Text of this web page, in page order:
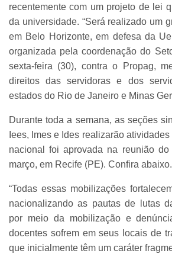
recentemente com um projeto de lei
da universidade. “Será realizado um
em Belo Horizonte, em defesa da
organizada pela coordenação do
sexta-feira (30), contra o Propag,
direitos das servidoras e dos
estados do Rio de Janeiro e Minas
Durante toda a semana, as seções
Iees, Imes e Ides realizarão
nacional foi aprovada na reunião
março, em Recife (PE). Confira abaixo.
“Todas essas mobilizações
nacionalizando as pautas de lutas
por meio da mobilização e
docentes sofrem em seus locais de
que inicialmente têm um caráter